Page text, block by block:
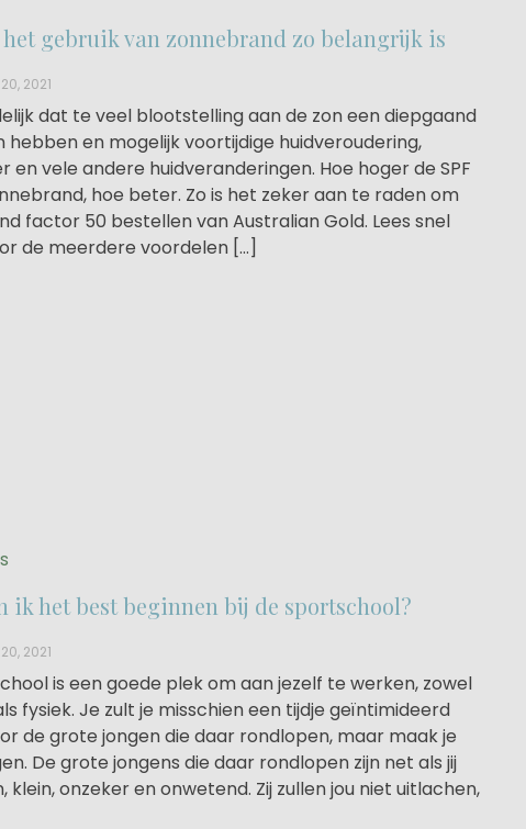
het gebruik van zonnebrand zo belangrijk is
2021
dat te veel blootstelling aan de zon een diepgaand
en mogelijk voortijdige huidveroudering,
en vele andere huidveranderingen. Hoe hoger de SPF
hoe beter. Zo is het zeker aan te raden om
factor 50 bestellen van Australian Gold. Lees snel
de meerdere voordelen […]
ik het best beginnen bij de sportschool?
2021
is een goede plek om aan jezelf te werken, zowel
fysiek. Je zult je misschien een tijdje geïntimideerd
de grote jongen die daar rondlopen, maar maak je
De grote jongens die daar rondlopen zijn net als jij
klein, onzeker en onwetend. Zij zullen jou niet uitlachen,